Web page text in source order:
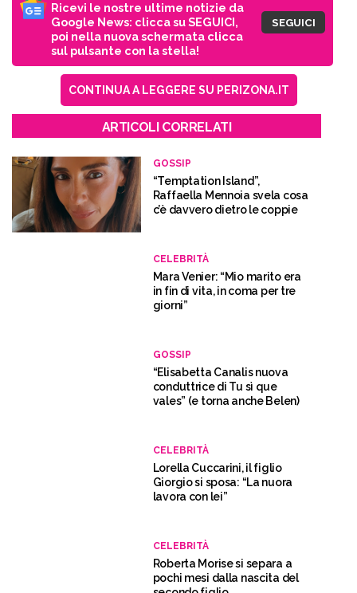
Ricevi le nostre ultime notizie da
Google News: clicca su SEGUICI,
poi nella nuova schermata clicca
sul pulsante con la stella!
SEGUICI
CONTINUA A LEGGERE SU PERIZONA.IT
ARTICOLI CORRELATI
GOSSIP
“Temptation Island”,
Raffaella Mennoia svela cosa
c’è davvero dietro le coppie
CELEBRITÀ
Mara Venier: “Mio marito era
in fin di vita, in coma per tre
giorni”
GOSSIP
“Elisabetta Canalis nuova
conduttrice di Tu sì que
vales” (e torna anche Belen)
CELEBRITÀ
Lorella Cuccarini, il figlio
Giorgio si sposa: “La nuora
lavora con lei”
CELEBRITÀ
Roberta Morise si separa a
pochi mesi dalla nascita del